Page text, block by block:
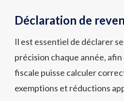
Déclaration de
Il est essentiel de déclarer
précision chaque année,
fiscale puisse calculer
exemptions et réductions